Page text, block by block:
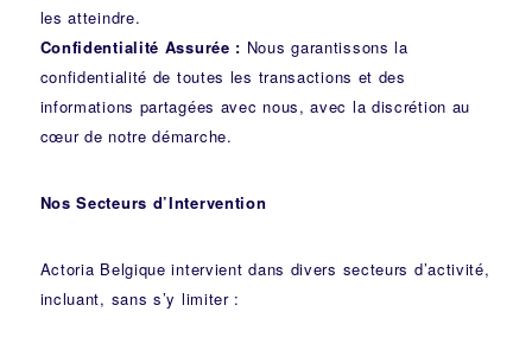
les atteindre.
Confidentialité Assurée : Nous garantissons la
confidentialité de toutes les transactions et des
informations partagées avec nous, avec la discrétion au
cœur de notre démarche.
Nos Secteurs d’Intervention
Actoria Belgique intervient dans divers secteurs d’activité,
incluant, sans s’y limiter :